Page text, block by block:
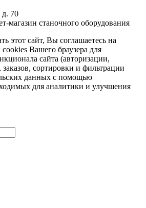
70
магазин станочного оборудования
этот сайт, Вы соглашаетесь на
Вашего браузера для
сайта (авторизации,
сортировки и фильтрации
данных с помощью
для аналитики и улучшения